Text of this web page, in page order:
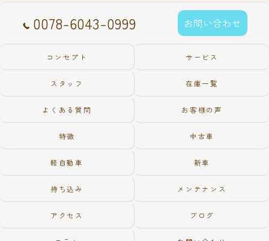
0078-6043-0999 お問い合わせ
コンセプト サービス
スタッフ 在庫一覧
よくある質問 お客様の声
特徴 中古車
軽自動車 新車
持ち込み メンテナンス
アクセス ブログ